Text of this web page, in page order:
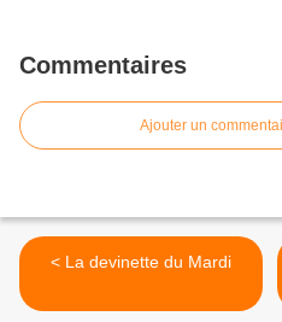
Commentaires
Ajouter un
< La devinette du Mardi